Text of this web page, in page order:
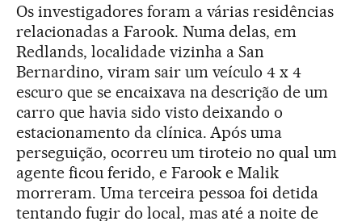
Os investigadores foram a várias residências
relacionadas a Farook. Numa delas, em
Redlands, localidade vizinha a San
Bernardino, viram sair um veículo 4 x 4
escuro que se encaixava na descrição de um
carro que havia sido visto deixando o
estacionamento da clínica. Após uma
perseguição, ocorreu um tiroteio no qual um
agente ficou ferido, e Farook e Malik
morreram. Uma terceira pessoa foi detida
tentando fugir do local, mas até a noite de